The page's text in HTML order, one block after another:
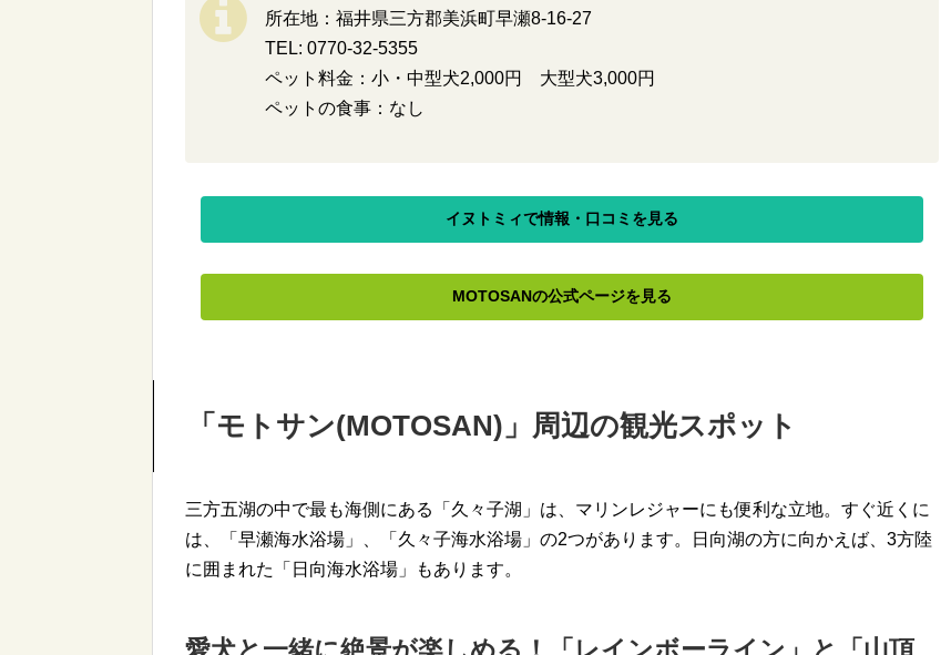
所在地：福井県三方郡美浜町早瀬8-16-27
TEL: 0770-32-5355
ペット料金：小・中型犬2,000円 大型犬3,000円
ペットの食事：なし
イヌトミィで情報・口コミを見る
MOTOSANの公式ページを見る
「モトサン(MOTOSAN)」周辺の観光スポット
三方五湖の中で最も海側にある「久々子湖」は、マリンレジャーにも便利な立地。すぐ近くに
は、「早瀬海水浴場」、「久々子海水浴場」の2つがあります。日向湖の方に向かえば、3方陸
に囲まれた「日向海水浴場」もあります。